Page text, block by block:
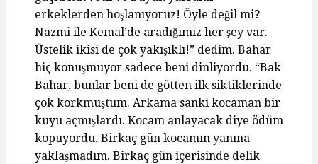
erkeklerden hoşlanıyoruz! Öyle değil mi?
Nazmi ile Kemal’de aradığımız her şey var.
Üstelik ikisi de çok yakışıklı!” dedim. Bahar
hiç konuşmuyor sadece beni dinliyordu. “Bak
Bahar, bunlar beni de götten ilk siktiklerinde
çok korkmuştum. Arkama sanki kocaman bir
kuyu açmışlardı. Kocam anlayacak diye ödüm
kopuyordu. Birkaç gün kocamın yanına
yaklaşmadım. Birkaç gün içerisinde delik